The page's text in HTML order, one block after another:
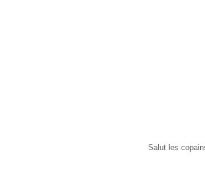
Salut les